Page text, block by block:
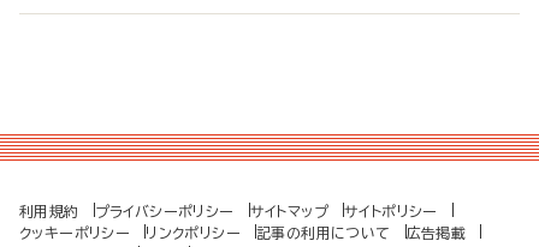
利用規約 プライバシーポリシー サイトマップ
サイトポリシー
クッキーポリシー
リンクポリシー 記事の利用について 広告掲載